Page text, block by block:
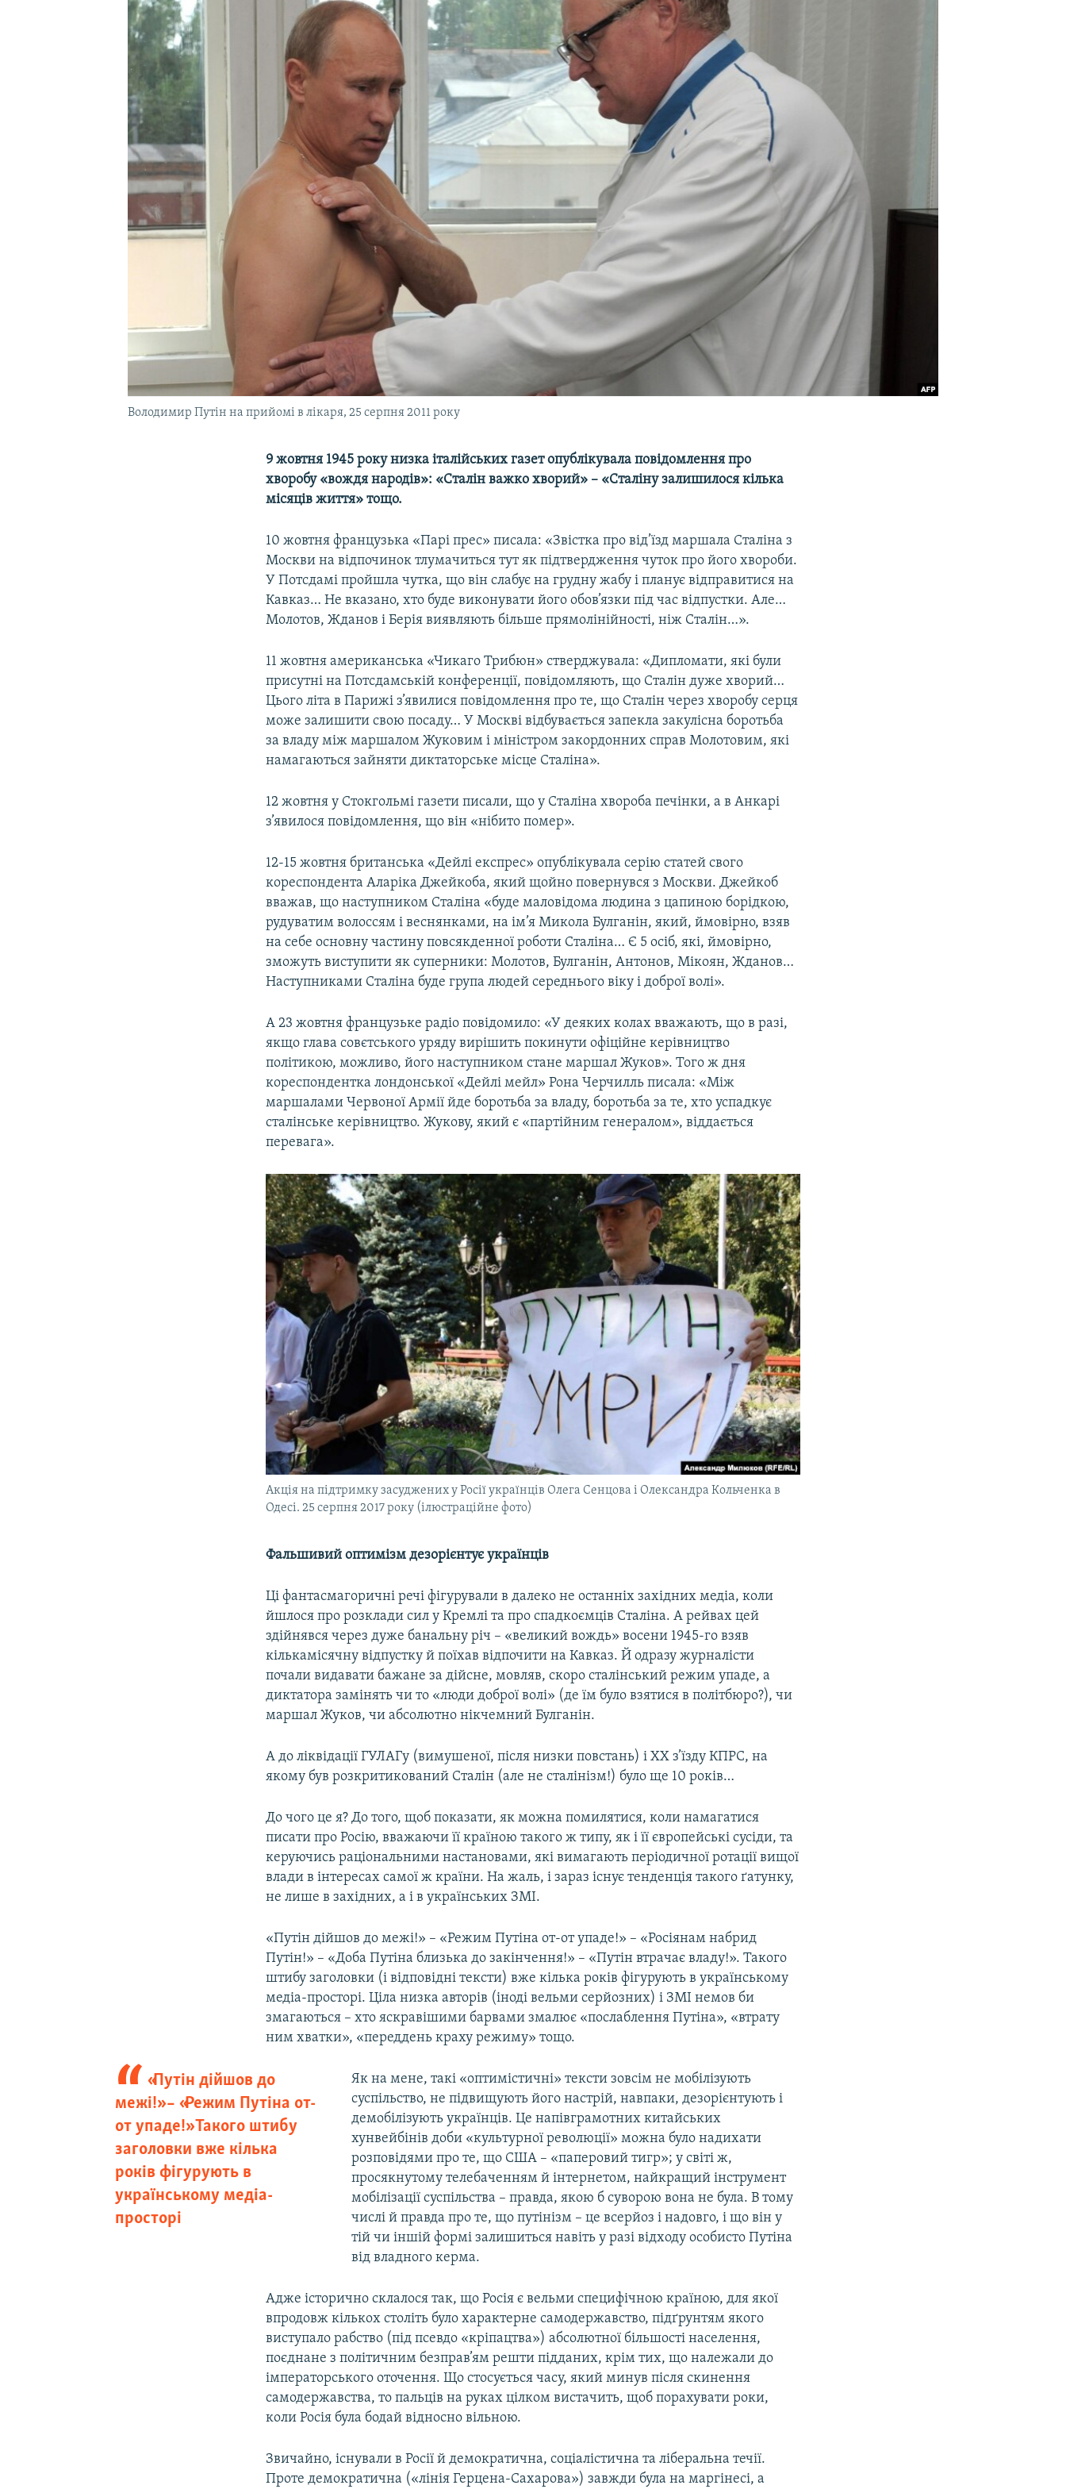
УКРАЇНСЬКА ПРОБЛЕМА КРИМУ
Володимир Путін на прийомі в лікаря, 25 серпня 2011 року
9 жовтня 1945 року низка італійських газет опублікувала повідомлення про
хворобу «вождя народів»: «Сталін важко хворий» – «Сталіну залишилося кілька
місяців життя» тощо.
10 жовтня французька «Парі прес» писала: «Звістка про від’їзд маршала Сталіна з
Москви на відпочинок тлумачиться тут як підтвердження чуток про його хвороби.
У Потсдамі пройшла чутка, що він слабує на грудну жабу і планує відправитися на
Кавказ… Не вказано, хто буде виконувати його обов’язки під час відпустки. Але…
Молотов, Жданов і Берія виявляють більше прямолінійності, ніж Сталін…».
11 жовтня американська «Чикаго Трибюн» стверджувала: «Дипломати, які були
присутні на Потсдамській конференції, повідомляють, що Сталін дуже хворий…
Цього літа в Парижі з’явилися повідомлення про те, що Сталін через хворобу серця
може залишити свою посаду… У Москві відбувається запекла закулісна боротьба
за владу між маршалом Жуковим і міністром закордонних справ Молотовим, які
намагаються зайняти диктаторське місце Сталіна».
12 жовтня у Стокгольмі газети писали, що у Сталіна хвороба печінки, а в Анкарі
з’явилося повідомлення, що він «нібито помер».
12-15 жовтня британська «Дейлі експрес» опублікувала серію статей свого
кореспондента Аларіка Джейкоба, який щойно повернувся з Москви. Джейкоб
вважав, що наступником Сталіна «буде маловідома людина з цапиною борідкою,
рудуватим волоссям і веснянками, на ім’я Микола Булганін, який, ймовірно, взяв
на себе основну частину повсякденної роботи Сталіна… Є 5 осіб, які, ймовірно,
зможуть виступити як суперники: Молотов, Булганін, Антонов, Мікоян, Жданов…
Наступниками Сталіна буде група людей середнього віку і доброї волі».
А 23 жовтня французьке радіо повідомило: «У деяких колах вважають, що в разі,
якщо глава совєтського уряду вирішить покинути офіційне керівництво
політикою, можливо, його наступником стане маршал Жуков». Того ж дня
кореспондентка лондонської «Дейлі мейл» Рона Черчилль писала: «Між
маршалами Червоної Армії йде боротьба за владу, боротьба за те, хто успадкує
сталінське керівництво. Жукову, який є «партійним генералом», віддається
перевага».
Акція на підтримку засуджених у Росії українців Олега Сенцова і Олександра Кольченка в
Одесі. 25 серпня 2017 року (ілюстраційне фото)
Фальшивий оптимізм дезорієнтує українців
Ці фантасмагоричні речі фігурували в далеко не останніх західних медіа, коли
йшлося про розклади сил у Кремлі та про спадкоємців Сталіна. А рейвах цей
здійнявся через дуже банальну річ – «великий вождь» восени 1945-го взяв
кількамісячну відпустку й поїхав відпочити на Кавказ. Й одразу журналісти
почали видавати бажане за дійсне, мовляв, скоро сталінський режим упаде, а
диктатора замінять чи то «люди доброї волі» (де їм було взятися в політбюро?), чи
маршал Жуков, чи абсолютно нікчемний Булганін.
А до ліквідації ГУЛАГу (вимушеної, після низки повстань) і ХХ з’їзду КПРС, на
якому був розкритикований Сталін (але не сталінізм!) було ще 10 років…
До чого це я? До того, щоб показати, як можна помилятися, коли намагатися
писати про Росію, вважаючи її країною такого ж типу, як і її європейські сусіди, та
керуючись раціональними настановами, які вимагають періодичної ротації вищої
влади в інтересах самої ж країни. На жаль, і зараз існує тенденція такого ґатунку,
не лише в західних, а і в українських ЗМІ.
«Путін дійшов до межі!» – «Режим Путіна от-от упаде!» – «Росіянам набрид
Путін!» – «Доба Путіна близька до закінчення!» – «Путін втрачає владу!». Такого
штибу заголовки (і відповідні тексти) вже кілька років фігурують в українському
медіа-просторі. Ціла низка авторів (іноді вельми серйозних) і ЗМІ немов би
змагаються – хто яскравішими барвами змалює «послаблення Путіна», «втрату
ним хватки», «переддень краху режиму» тощо.
«Путін дійшов до
межі!» – «Режим Путіна от-
от упаде!» Такого штибу
заголовки вже кілька
років фігурують в
українському медіа-
просторі
Як на мене, такі «оптимістичні» тексти зовсім не мобілізують
суспільство, не підвищують його настрій, навпаки, дезорієнтують і
демобілізують українців. Це напівграмотних китайських
хунвейбінів доби «культурної революції» можна було надихати
розповідями про те, що США – «паперовий тигр»; у світі ж,
просякнутому телебаченням й інтернетом, найкращий інструмент
мобілізації суспільства – правда, якою б суворою вона не була. В тому
числі й правда про те, що путінізм – це всерйоз і надовго, і що він у
тій чи іншій формі залишиться навіть у разі відходу особисто Путіна
від владного керма.
Адже історично склалося так, що Росія є вельми специфічною країною, для якої
впродовж кількох століть було характерне самодержавство, підґрунтям якого
виступало рабство (під псевдо «кріпацтва») абсолютної більшості населення,
поєднане з політичним безправ’ям решти підданих, крім тих, що належали до
імператорського оточення. Що стосується часу, який минув після скинення
самодержавства, то пальців на руках цілком вистачить, щоб порахувати роки,
коли Росія була бодай відносно вільною.
Звичайно, існували в Росії й демократична, соціалістична та ліберальна течії.
Проте демократична («лінія Герцена-Сахарова») завжди була на маргінесі, а